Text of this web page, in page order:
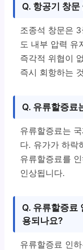
Q. 항공기 창
조종석 창문은
도 내부 압력 유
즉각적 위협이
즉시 회항하는
Q. 유류할증료
유류할증료는
다. 유가가 하락
유류할증료를
인상됩니다.
Q. 유류할증료
용되나요?
유류할증료 인